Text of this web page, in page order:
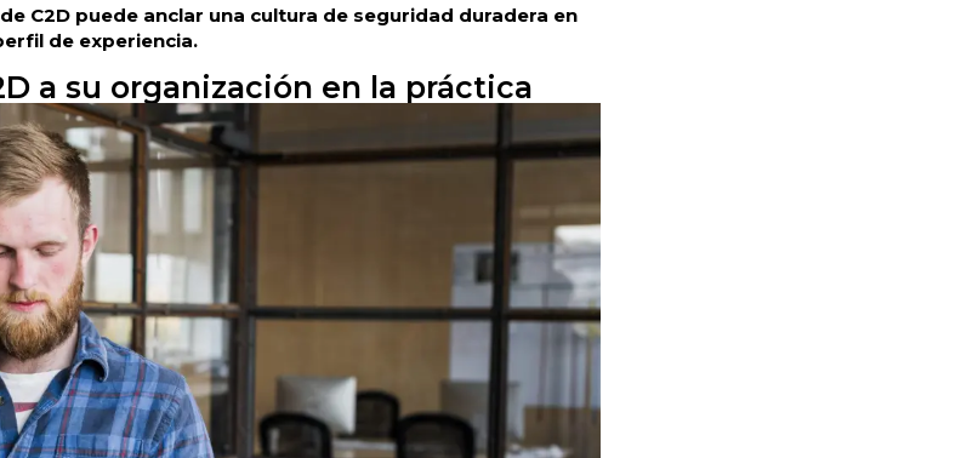
de C2D puede anclar una cultura de seguridad duradera en
de experiencia.
a su organización en la práctica